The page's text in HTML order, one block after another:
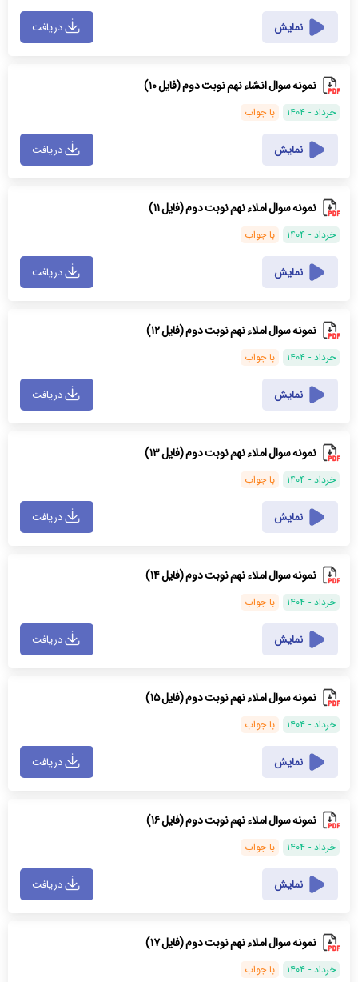
نمایش دریافت
نمونه سوال انشاء نهم نوبت دوم (فایل ۱۰)
خرداد - ۱۴۰۴ با جواب
نمایش دریافت
نمونه سوال املاء نهم نوبت دوم (فایل ۱۱)
خرداد - ۱۴۰۴ با جواب
نمایش دریافت
نمونه سوال املاء نهم نوبت دوم (فایل ۱۲)
خرداد - ۱۴۰۴ با جواب
نمایش دریافت
نمونه سوال املاء نهم نوبت دوم (فایل ۱۳)
خرداد - ۱۴۰۴ با جواب
نمایش دریافت
نمونه سوال املاء نهم نوبت دوم (فایل ۱۴)
خرداد - ۱۴۰۴ با جواب
نمایش دریافت
نمونه سوال املاء نهم نوبت دوم (فایل ۱۵)
خرداد - ۱۴۰۴ با جواب
نمایش دریافت
نمونه سوال املاء نهم نوبت دوم (فایل ۱۶)
خرداد - ۱۴۰۴ با جواب
نمایش دریافت
نمونه سوال املاء نهم نوبت دوم (فایل ۱۷)
خرداد - ۱۴۰۴ با جواب